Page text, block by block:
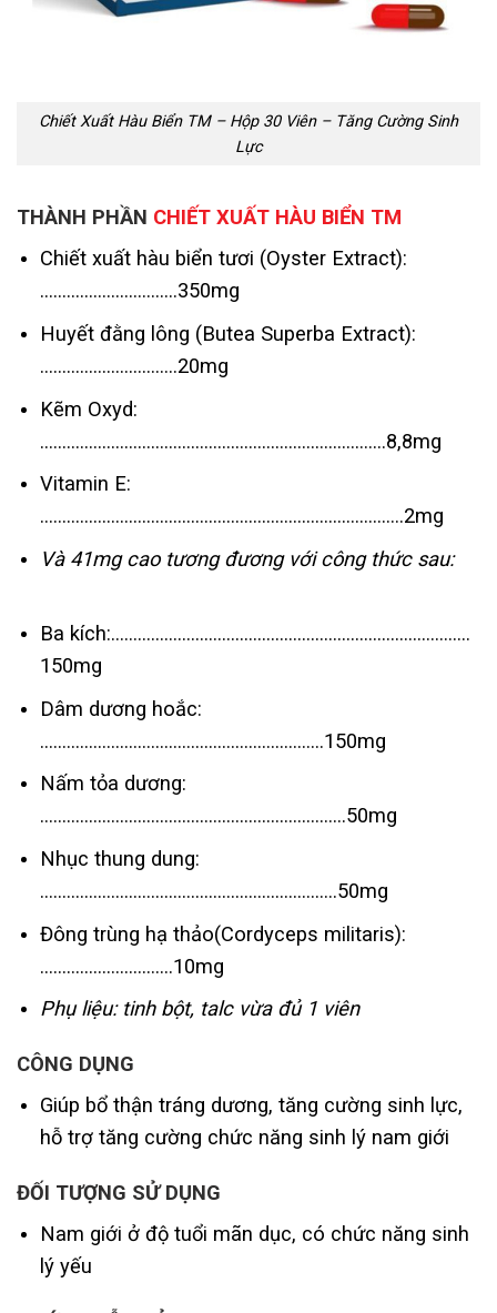
Chiết Xuất Hàu Biển TM – Hộp 30 Viên – Tăng Cường Sinh
Lực
THÀNH PHẦN CHIẾT XUẤT HÀU BIỂN TM
Chiết xuất hàu biển tươi (Oyster Extract):
………………………….350mg
Huyết đằng lông (Butea Superba Extract):
………………………….20mg
Kẽm Oxyd:
……………………………………………………………………8,8mg
Vitamin E:
……………………………………………………………………….2mg
Và 41mg cao tương đương với công thức sau:
Ba kích:………………………………………………………………………
150mg
Dâm dương hoắc:
……………………………………………………….150mg
Nấm tỏa dương:
……………………………………………………………50mg
Nhục thung dung:
………………………………………………………….50mg
Đông trùng hạ thảo(Cordyceps militaris):
…………………………10mg
Phụ liệu: tinh bột, talc vừa đủ 1 viên
CÔNG DỤNG
Giúp bổ thận tráng dương, tăng cường sinh lực,
hỗ trợ tăng cường chức năng sinh lý nam giới
ĐỐI TƯỢNG SỬ DỤNG
Nam giới ở độ tuổi mãn dục, có chức năng sinh
lý yếu